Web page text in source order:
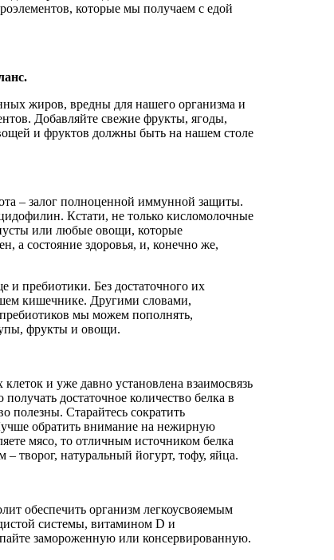
которые мы получаем с едой
жиров, вредны для нашего организма и
Добавляйте свежие фрукты, ягоды,
и фруктов должны быть на нашем столе
– залог полноценной иммунной защиты.
Кстати, не только кисломолочные
или любые овощи, которые
а состояние здоровья, и, конечно же,
пребиотики. Без достаточного их
кишечнике. Другими словами,
мы можем пополнять,
фрукты и овощи.
и уже давно установлена взаимосвязь
достаточное количество белка в
полезны. Старайтесь сократить
обратить внимание на нежирную
мясо, то отличным источником белка
– творог, натуральный йогурт, тофу, яйца.
обеспечить организм легкоусвояемым
системы, витамином D и
замороженную или консервированную.